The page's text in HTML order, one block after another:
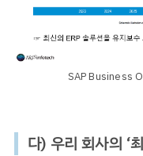
SAP Business
다) 우리 회사의 ‘